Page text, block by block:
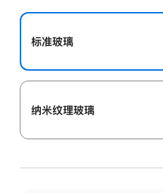
标准玻璃
纳米纹理玻璃